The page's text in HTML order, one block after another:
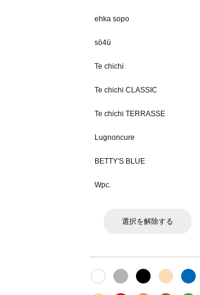
ehka sopo
sō4ū
Te chichi
Te chichi CLASSIC
Te chichi TERRASSE
Lugnoncure
BETTY'S BLUE
Wpc.
選択を解除する